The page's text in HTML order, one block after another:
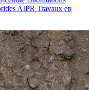
AIPR Travaux en